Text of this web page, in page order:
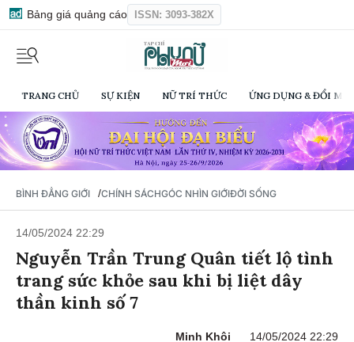
Bảng giá quảng cáo ISSN: 3093-382X
TRANG CHỦ SỰ KIỆN NỮ TRÍ THỨC ỨNG DỤNG & ĐỔI
BÌNH ĐẲNG GIỚI /CHÍNH SÁCHGÓC NHÌN GIỚIĐỜI SỐNG
14/05/2024 22:29
Nguyễn Trần Trung Quân tiết lộ tình
trang sức khỏe sau khi bị liệt dây
thần kinh số 7
Minh Khôi 14/05/2024 22:29